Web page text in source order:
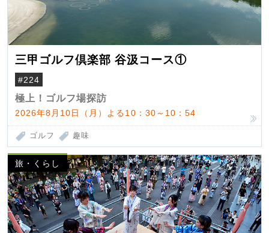
三甲ゴルフ倶楽部 谷汲コース①
#224
極上！ゴルフ場探訪
2026年8月10日（月）よる10：30～10：54
ゴルフ 趣味
旅・くらし